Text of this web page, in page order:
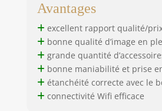
durer
plus
Avantages
excellent rapport qualité/
bonne qualité d’image en
grande quantité
bonne maniabilité et prise
étanchéité correcte avec le
connectivité Wifi efficace